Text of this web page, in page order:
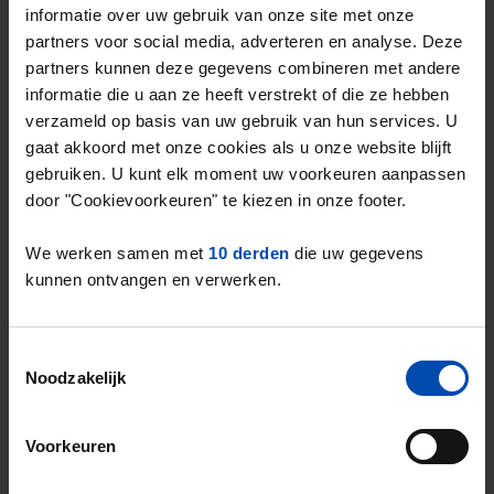
informatie over uw gebruik van onze site met onze
partners voor social media, adverteren en analyse. Deze
partners kunnen deze gegevens combineren met andere
informatie die u aan ze heeft verstrekt of die ze hebben
verzameld op basis van uw gebruik van hun services. U
gaat akkoord met onze cookies als u onze website blijft
gebruiken. U kunt elk moment uw voorkeuren aanpassen
door "Cookievoorkeuren" te kiezen in onze footer.
We werken samen met 10 derden die uw gegevens
kunnen ontvangen en verwerken.
Noodzakelijk
Voorkeuren
Het landelijke gemiddelde in de vrije sector
ligt op€19,80 per m 2.
De gemiddelde huurprijs in de vrije sector in
Almere ligt dus4,78% boven het landelijk
gemiddelde.
Deze cijfers zijn gebaseerd op201 objecten
vrije sector.
Dit is eenaanbodstijging van 8%
vrije sector ten opzichte van het vorige
* Verschillen in aanbod in de vrije sector zijn sterk
gecorrigeerd.